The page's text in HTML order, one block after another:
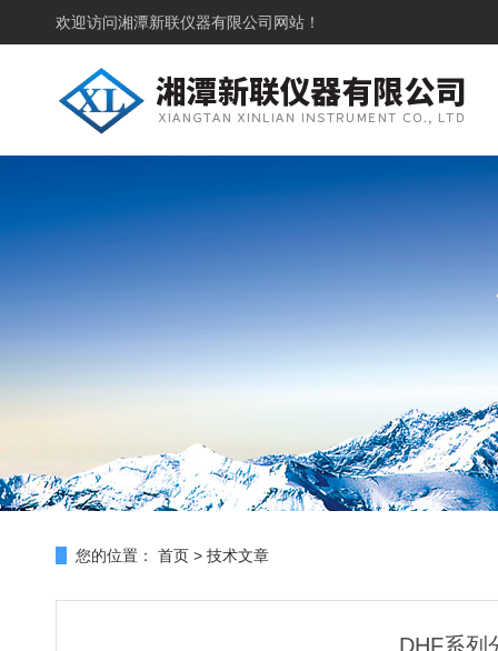
欢迎访问湘潭新联仪器有限公司网站！
您的位置： 首页 > 技术文章
DHF系列